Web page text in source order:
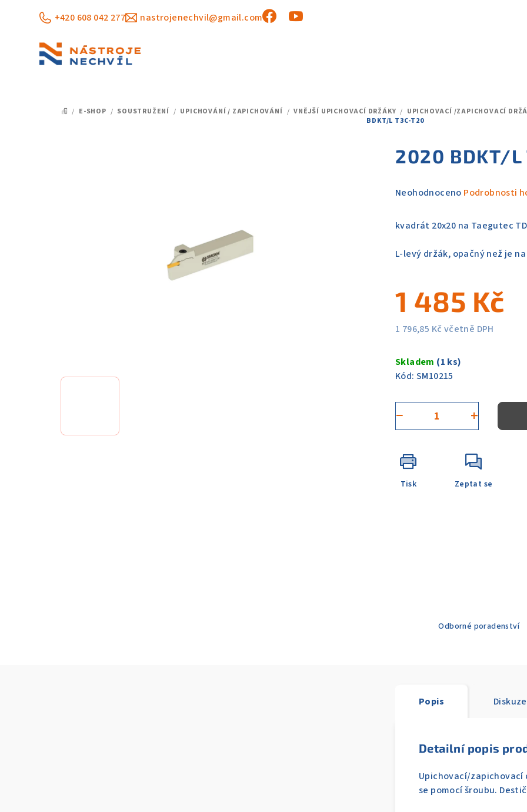
+420 608 042 277 nastrojenechvil@gmail.com
DOMŮ
/ E-SHOP / SOUSTRUŽENÍ / UPICHOVÁNÍ / ZAPICHOVÁNÍ / VNĚJŠÍ UPICHOVACÍ DRŽÁKY / UPICHOVACÍ /ZAPICHOVACÍ
BDKT/L T3C-T20
2020 BDKT/L
Průměrné
produktu
0,0
hvězdiček.
Neohodnoceno Podrobnosti
kvadrát 20x20 na Taegutec
L-levý držák, opačný než je
1 485 Kč
1 796,85 Kč včetně DPH
cena:
Skladem (1 ks)
Kód: SM10215
+
−
Tisk Zeptat se
Odborné poradenství
Popis Diskuze
Detailní popis
Upichovací/zapichovací
se pomocí šroubu.